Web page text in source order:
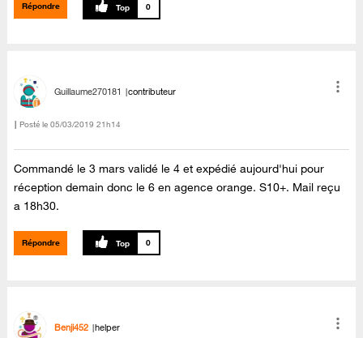
Répondre 0
Guillaume270181 contributeur
Posté le ‎05/03/2019 21h14
Commandé le 3 mars validé le 4 et expédié aujourd'hui pour
réception demain donc le 6 en agence orange. S10+. Mail reçu
a 18h30.
Répondre 0
Benji452 helper